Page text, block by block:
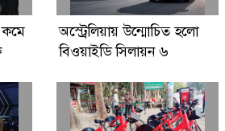
Can Power Inclusive
Innovationঅস্ট্রেলিয়ায় উন্মোচিত হলো
বিওয়াইডি সিলায়ন ৬